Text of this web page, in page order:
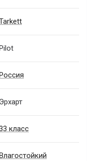
Эрхарт
класс